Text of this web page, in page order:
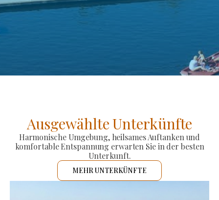
Ausgewählte Unterkünfte
Harmonische Umgebung, heilsames Auftanken und
komfortable Entspannung erwarten Sie in der besten
Unterkunft.
MEHR UNTERKÜNFTE